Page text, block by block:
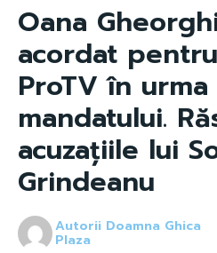
Oana
acordat
ProTV în
mandatului.
acuzațiile lui
Grindeanu
Autorii Doamna Ghica
Plaza